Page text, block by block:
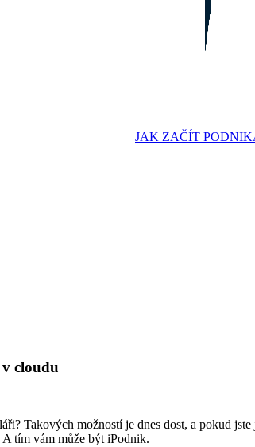
JAK ZAČÍT
cloudu
Takových možností je dnes dost, a pokud
A tím vám může být iPodnik.